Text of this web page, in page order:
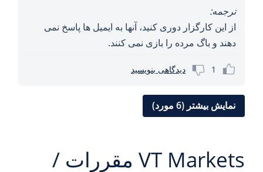
ترجمه:
از این کارگزار دوری کنید، آنها به ایمیل ها پاسخ نمی
دهند و باگ مرده را بازی نمی کنند.
1 دیدگاهی بنویسید
نمایش بیشتر (6 مورد)
VT Markets مقررات /